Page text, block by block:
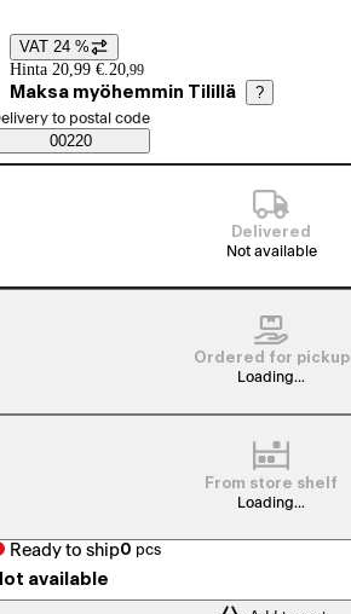
Price details
VAT 24 %
Hinta 20,99 €. 20,99
Maksa myöhemmin Tilillä ?
Saatavuustiedot
order method
to postal code
00220
Delivered
Not available
Ordered for pickup
Loading...
From store shelf
Loading...
Ready to ship0 pcs
available